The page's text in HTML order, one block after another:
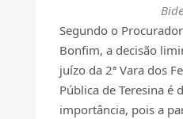
Segundo o
Bonfim, a decisão
juízo da 2ª Vara dos
Pública de Teresina é
importância, pois a